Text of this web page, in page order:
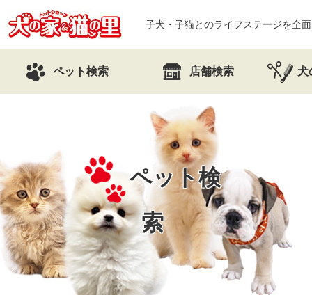
子犬・子猫とのライフステージを全
ペット検索 店舗検索 犬
ペット検
索